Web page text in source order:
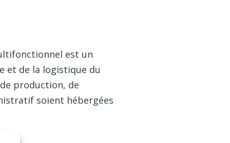
est un
et de la logistique du
production, de
soient hébergées